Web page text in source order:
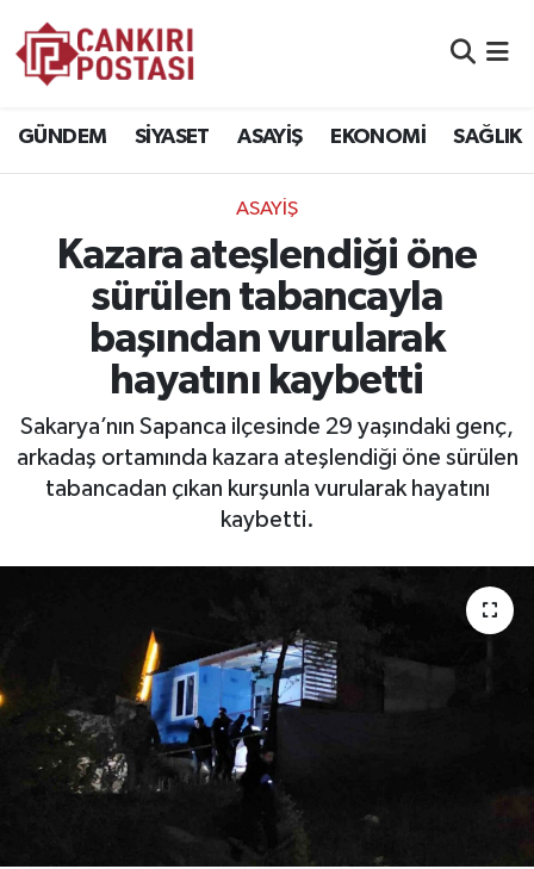
GÜNDEM SİYASET ASAYİŞ EKONOMİ SAĞLIK
ASAYİŞ
Kazara ateşlendiği öne
sürülen tabancayla
başından vurularak
hayatını kaybetti
Sakarya’nın Sapanca ilçesinde 29 yaşındaki genç,
arkadaş ortamında kazara ateşlendiği öne sürülen
tabancadan çıkan kurşunla vurularak hayatını
kaybetti.
EKONOMİ
SAĞLIK
SPOR
EĞİTİM
RESMİ İLANLAR
KÜLTÜR
Trafik Durumu
Süper Lig Puan Durumu ve Fikstür
Tüm Manşetler
Son Dakika Haberleri